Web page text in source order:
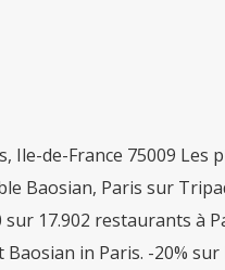
Ile-de-France 75009
Baosian, Paris sur
17.902 restaurants à
in Paris. -20%